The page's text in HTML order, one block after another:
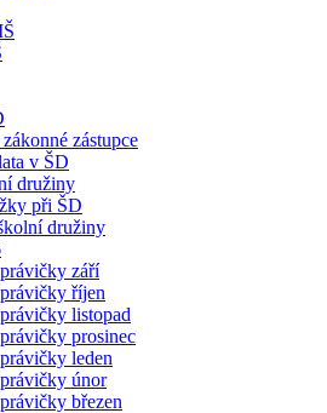
zástupce
v ŠD
družiny
při ŠD
družiny
září
říjen
listopad
prosinec
leden
únor
březen